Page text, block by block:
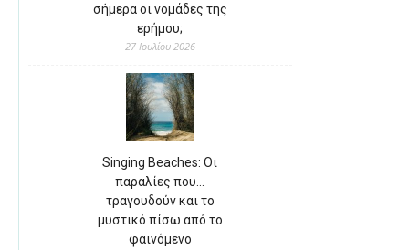
σήμερα οι νομάδες της
ερήμου;
27 Ιουλίου 2026
Singing Beaches: Οι
παραλίες που…
τραγουδούν και το
μυστικό πίσω από το
φαινόμενο